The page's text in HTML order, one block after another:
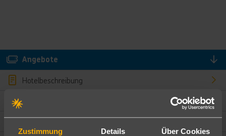
Zustimmung Details Über Cookies
Angebote
Hotelbeschreibung
Bewertungen